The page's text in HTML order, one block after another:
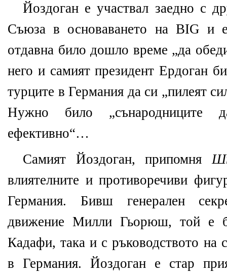
Йоздоган е участвал заедно с
Съюза в основаването на BIG и
отдавна било дошло време „да
него и самият президент Ердоган
турците в Германия да си „пилеят
Нужно било „сънародниците
ефективно“…
Самият Йоздоган, припомня
влиятелните и противоречиви
Германия. Бивш генерален
движение Милли Гьорюш, той е
Кадафи, така и с ръководството на
в Германия. Йоздоган е стар